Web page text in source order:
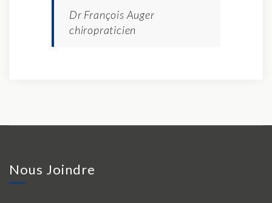
Dr François Auger
chiropraticien
Nous Joindre